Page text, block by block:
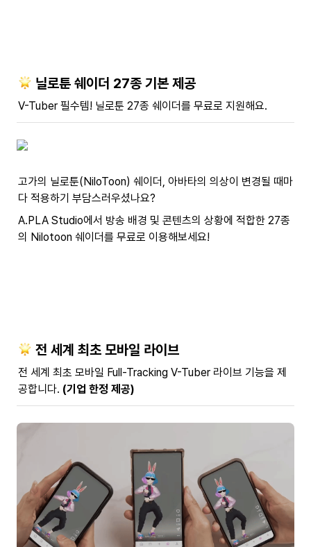
닐로툰 쉐이더 27종 기본 제공
V-Tuber 필수템! 닐로툰 27종 쉐이더를 무료로 지원해요.
고가의 닐로툰(NiloToon) 쉐이더, 아바타의 의상이 변경될 때마
다 적용하기 부담스러우셨나요?
A.PLA Studio에서 방송 배경 및 콘텐츠의 상황에 적합한 27종
의 Nilotoon 쉐이더를 무료로 이용해보세요!
전 세계 최초 모바일 라이브
전 세계 최초 모바일 Full-Tracking V-Tuber 라이브 기능을 제
공합니다. (기업 한정 제공)